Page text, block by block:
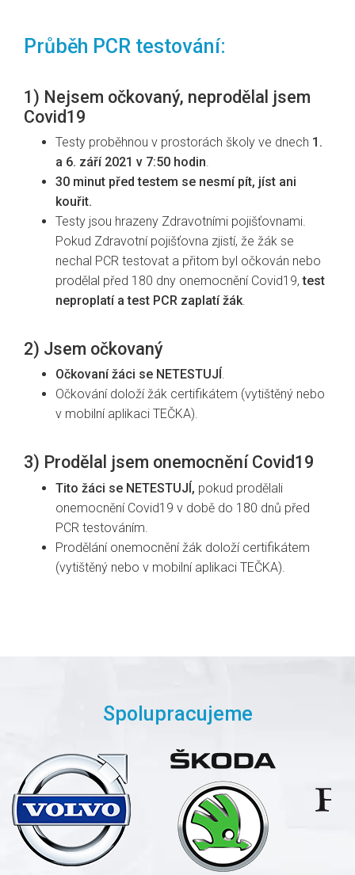
Průběh PCR testování:
1) Nejsem očkovaný, neprodělal jsem
Covid19
Testy proběhnou v prostorách školy ve dnech 1.
a 6. září 2021 v 7:50 hodin.
30 minut před testem se nesmí pít, jíst ani
kouřit.
Testy jsou hrazeny Zdravotními pojišťovnami.
Pokud Zdravotní pojišťovna zjistí, že žák se
nechal PCR testovat a přitom byl očkován nebo
prodělal před 180 dny onemocnění Covid19,test
neproplatí a test PCR zaplatí žák.
2) Jsem očkovaný
Očkovaní žáci se NETESTUJÍ .
Očkování doloží žák certifikátem (vytištěný nebo
v mobilní aplikaci TEČKA).
3) Prodělal jsem onemocnění Covid19
Tito žáci se NETESTUJÍ, pokud prodělali
onemocnění Covid19 v době do 180 dnů před
PCR testováním.
Prodělání onemocnění žák doloží certifikátem
(vytištěný nebo v mobilní aplikaci TEČKA).
Spolupracujeme